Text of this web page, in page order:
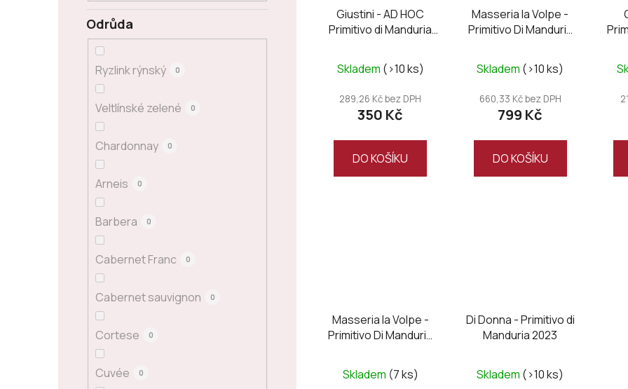
Odrůda
Ryzlink rýnský 0
Veltlínské zelené 0
Chardonnay 0
Arneis 0
Barbera 0
Cabernet Franc 0
Cabernet sauvignon 0
Cortese 0
Cuvée 0
Giustini - AD HOC
Primitivo di Manduria
Skladem (>10 ks)
289,26 Kč bez DPH
350 Kč
DO KOŠÍKU
Masseria la Volpe -
Primitivo Di Manduria
,Magnum
Skladem (>10 ks)
660,33 Kč bez DPH
799 Kč
DO KOŠÍKU
Masseria la Volpe -
Primitivo Di Manduria
Magnum wooden box
Skladem (7 ks)
Di Donna - Primitivo di
Manduria 2023
Skladem (>10 ks)